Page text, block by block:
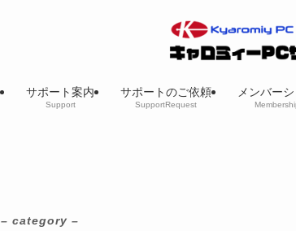
サポート案内
Support
サポートのご依頼
SupportRequest
メンバー
– category –